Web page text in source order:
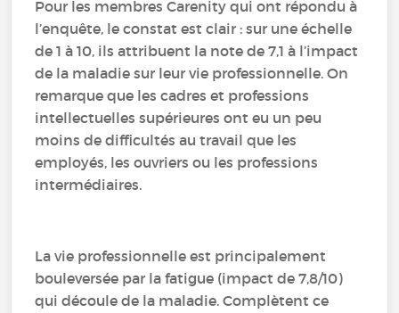
Pour les membres Carenity qui ont répondu à
l’enquête, le constat est clair : sur une échelle
de 1 à 10, ils attribuent la note de 7,1 à l’impact
de la maladie sur leur vie professionnelle. On
remarque que les cadres et professions
intellectuelles supérieures ont eu un peu
moins de difficultés au travail que les
employés, les ouvriers ou les professions
intermédiaires.
La vie professionnelle est principalement
bouleversée par la fatigue (impact de 7,8/10)
qui découle de la maladie. Complètent ce